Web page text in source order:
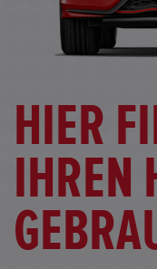
HIER
IHREN